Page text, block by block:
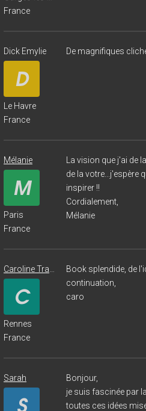
France
Dick Emylie
Le Havre
France
De magnifiques
Mélanie
Paris
France
La vision que j'ai de
de la votre...j'espère
inspirer !!
Cordialement,
Mélanie
Rennes
France
Book splendide, de
continuation,
caro
Sarah
Bonjour,
je suis fascinée par
toutes ces idées